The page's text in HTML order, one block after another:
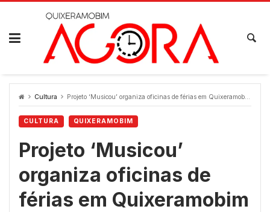
Skip
Cultura Projeto ‘Musicou’ organiza oficinas de férias em Quixeramobim
CULTURA QUIXERAMOBIM
Projeto ‘Musicou’
organiza oficinas de
férias em Quixeramobim